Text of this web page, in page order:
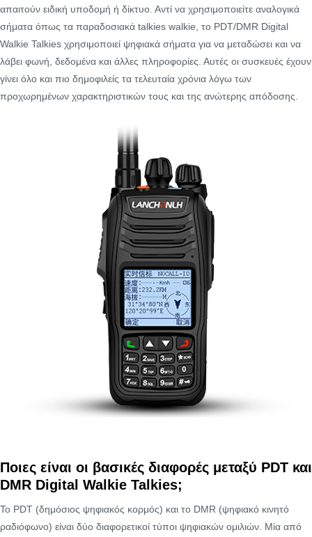
απαιτούν ειδική υποδομή ή δίκτυο. Αντί να χρησιμοποιείτε αναλογικά
σήματα όπως τα παραδοσιακά talkies walkie, το PDT/DMR Digital
Walkie Talkies χρησιμοποιεί ψηφιακά σήματα για να μεταδώσει και να
λάβει φωνή, δεδομένα και άλλες πληροφορίες. Αυτές οι συσκευές έχουν
γίνει όλο και πιο δημοφιλείς τα τελευταία χρόνια λόγω των
προχωρημένων χαρακτηριστικών τους και της ανώτερης απόδοσης.
Ποιες είναι οι βασικές διαφορές μεταξύ PDT και
DMR Digital Walkie Talkies;
Το PDT (δημόσιος ψηφιακός κορμός) και το DMR (ψηφιακό κινητό
ραδιόφωνο) είναι δύο διαφορετικοί τύποι ψηφιακών ομιλιών. Μία από